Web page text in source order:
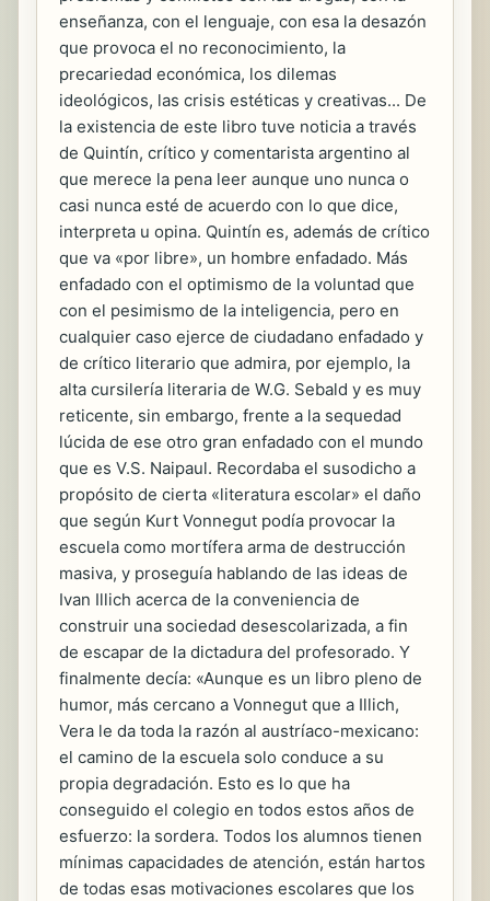
enseñanza, con el lenguaje, con esa la desazón
que provoca el no reconocimiento, la
precariedad económica, los dilemas
ideológicos, las crisis estéticas y creativas... De
la existencia de este libro tuve noticia a través
de Quintín, crítico y comentarista argentino al
que merece la pena leer aunque uno nunca o
casi nunca esté de acuerdo con lo que dice,
interpreta u opina. Quintín es, además de crítico
que va «por libre», un hombre enfadado. Más
enfadado con el optimismo de la voluntad que
con el pesimismo de la inteligencia, pero en
cualquier caso ejerce de ciudadano enfadado y
de crítico literario que admira, por ejemplo, la
alta cursilería literaria de W.G. Sebald y es muy
reticente, sin embargo, frente a la sequedad
lúcida de ese otro gran enfadado con el mundo
que es V.S. Naipaul. Recordaba el susodicho a
propósito de cierta «literatura escolar» el daño
que según Kurt Vonnegut podía provocar la
escuela como mortífera arma de destrucción
masiva, y proseguía hablando de las ideas de
Ivan Illich acerca de la conveniencia de
construir una sociedad desescolarizada, a fin
de escapar de la dictadura del profesorado. Y
finalmente decía: «Aunque es un libro pleno de
humor, más cercano a Vonnegut que a Illich,
Vera le da toda la razón al austríaco-mexicano:
el camino de la escuela solo conduce a su
propia degradación. Esto es lo que ha
conseguido el colegio en todos estos años de
esfuerzo: la sordera. Todos los alumnos tienen
mínimas capacidades de atención, están hartos
de todas esas motivaciones escolares que los